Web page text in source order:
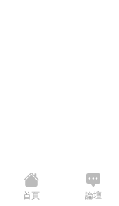
首頁 論壇